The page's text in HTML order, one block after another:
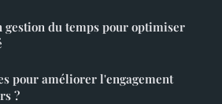
gestion du temps pour optimiser
pour améliorer l'engagement
?